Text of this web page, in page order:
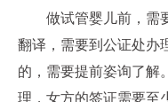
做试管婴儿前，需
翻译，需要到公证处办
的，需要提前姿询了解
理，女方的签证需要至